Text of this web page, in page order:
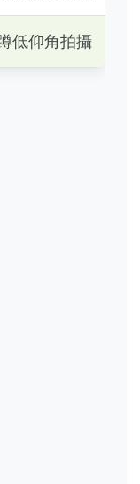
低仰角拍攝